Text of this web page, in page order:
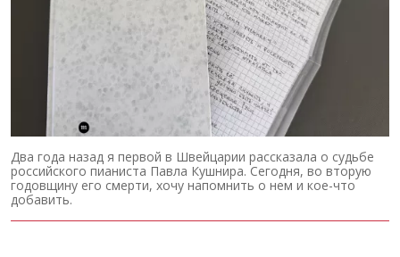
Два года назад я первой в Швейцарии рассказала о судьбе
российского пианиста Павла Кушнира. Сегодня, во вторую
годовщину его смерти, хочу напомнить о нем и кое-что
добавить.